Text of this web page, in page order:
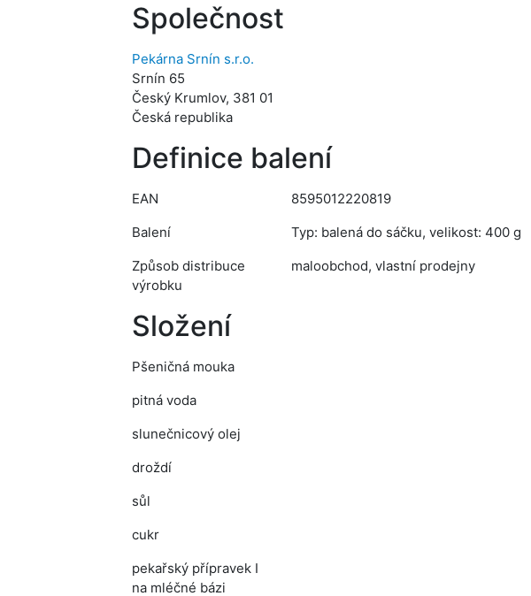
Společnost
Pekárna Srnín s.r.o.
Srnín 65
Český Krumlov, 381 01
Česká republika
Definice balení
EAN
8595012220819
Balení
Typ: balená do sáčku, velikost: 400 g
Způsob distribuce
výrobku
maloobchod, vlastní prodejny
Složení
Pšeničná mouka
pitná voda
slunečnicový olej
droždí
sůl
cukr
pekařský přípravek I
na mléčné bázi